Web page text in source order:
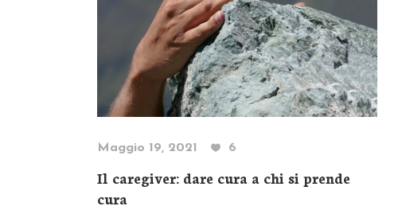
Maggio 19, 2021 6
Il caregiver: dare cura a chi si prende
cura